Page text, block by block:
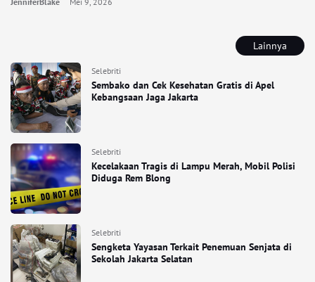
Lainnya
Selebriti
Sembako dan Cek Kesehatan Gratis di Apel
Kebangsaan Jaga Jakarta
Selebriti
Kecelakaan Tragis di Lampu Merah, Mobil Polisi
Diduga Rem Blong
Selebriti
Sengketa Yayasan Terkait Penemuan Senjata di
Sekolah Jakarta Selatan